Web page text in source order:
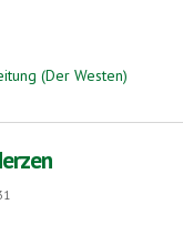
(Der Westen)